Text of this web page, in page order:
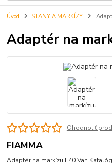
Úvod STANY A MARKÍZY
Adaptér na
Ohodnotiť
FIAMMA
Adaptér na markízu F40 Van